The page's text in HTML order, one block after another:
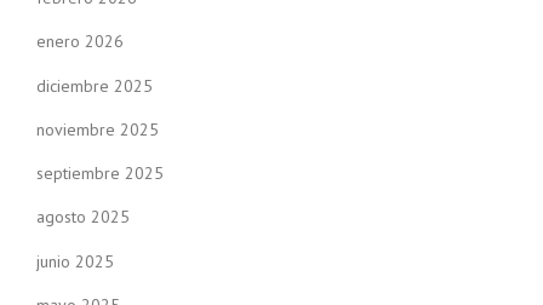
enero 2026
diciembre 2025
noviembre 2025
septiembre 2025
agosto 2025
junio 2025